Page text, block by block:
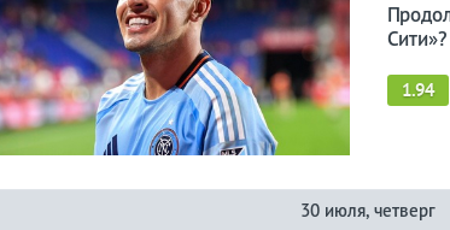
Сити»?
1.94
30 июля, четверг